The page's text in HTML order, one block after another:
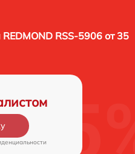
REDMOND RSS-5906 от 35